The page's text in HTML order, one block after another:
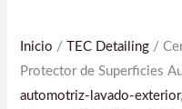
Inicio / TEC Detailing /
Protector de Superficies
automotriz-lavado-exterior,